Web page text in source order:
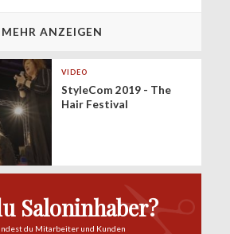
MEHR ANZEIGEN
VIDEO
StyleCom 2019 - The
Hair Festival
Saloninhaber?
du Mitarbeiter und Kunden